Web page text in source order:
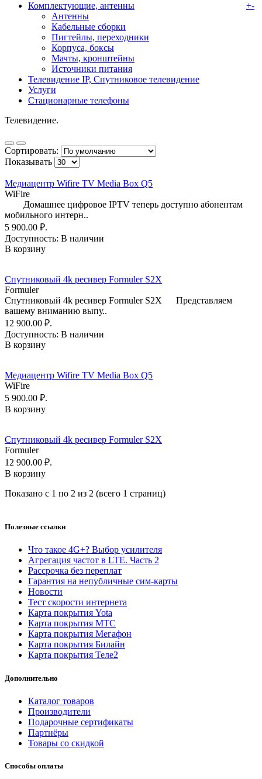
Комплектующие, антенны
+-
Антенны
Кабельные сборки
Пигтейлы, переходники
Корпуса, боксы
Мачты, кронштейны
Источники питания
Телевидение IP, Спутниковое телевидение
Услуги
Стационарные телефоны
Телевидение.
Сортировать:
Показывать
Медиацентр Wifire TV Media Box Q5
WiFire
Домашнее цифровое IPTV теперь доступно абонентам
мобильного интерн..
5 900.00 ₽.
Доступность: В наличии
В корзину
Спутниковый 4k ресивер Formuler S2X
Formuler
Спутниковый 4k ресивер Formuler S2X Представляем
вашему вниманию выпу..
12 900.00 ₽.
Доступность: В наличии
В корзину
Медиацентр Wifire TV Media Box Q5
WiFire
5 900.00 ₽.
В корзину
Спутниковый 4k ресивер Formuler S2X
Formuler
12 900.00 ₽.
В корзину
Показано с 1 по 2 из 2 (всего 1 страниц)
Полезные ссылки
Что такое 4G+? Выбор усилителя
Агрегация частот в LTE. Часть 2
Рассрочка без переплат
Гарантия на непубличные сим-карты
Новости
Тест скорости интернета
Карта покрытия Yota
Карта покрытия МТС
Карта покрытия Мегафон
Карта покрытия Билайн
Карта покрытия Теле2
Дополнительно
Каталог товаров
Производители
Подарочные сертификаты
Партнёры
Товары со скидкой
Способы оплаты